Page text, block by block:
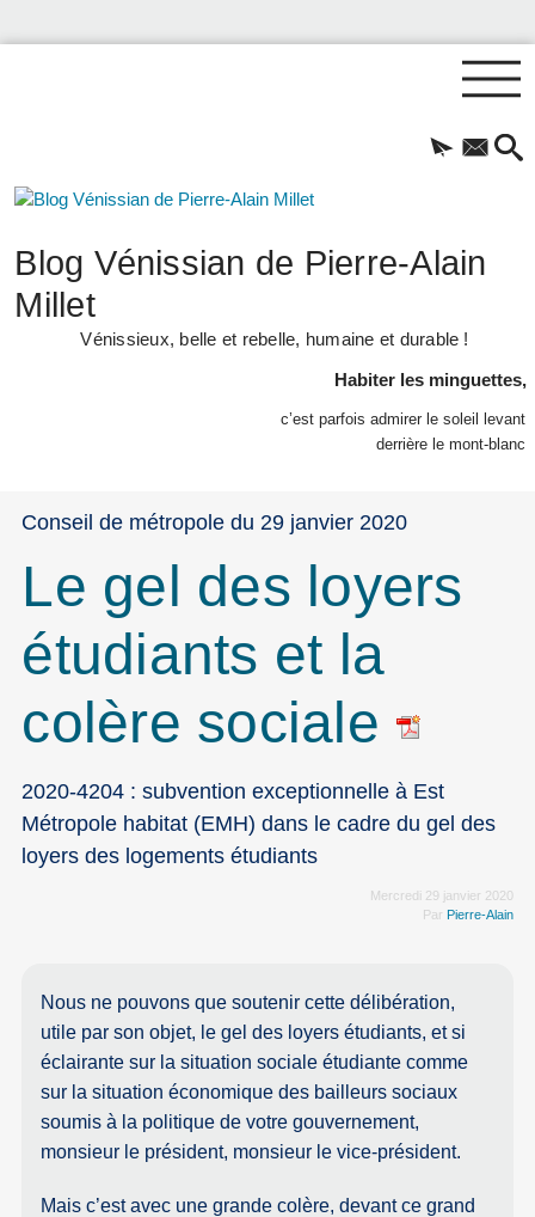
Blog Vénissian de Pierre-Alain
Millet
Vénissieux, belle et rebelle, humaine et durable !
Habiter les minguettes,
c’est parfois admirer le soleil levant
derrière le mont-blanc
Conseil de métropole du 29 janvier 2020
Le gel des loyers
étudiants et la
colère sociale
2020-4204 : subvention exceptionnelle à Est
Métropole habitat (EMH) dans le cadre du gel des
loyers des logements étudiants
Mercredi 29 janvier 2020
Par Pierre-Alain
Nous ne pouvons que soutenir cette délibération,
utile par son objet, le gel des loyers étudiants, et si
éclairante sur la situation sociale étudiante comme
sur la situation économique des bailleurs sociaux
soumis à la politique de votre gouvernement,
monsieur le président, monsieur le vice-président.
Mais c’est avec une grande colère, devant ce grand